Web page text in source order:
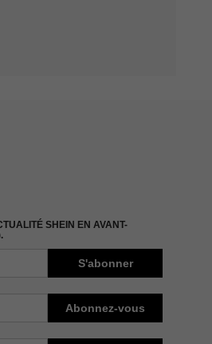
SHEIN EN AVANT-
S'abonner
Abonnez-vous